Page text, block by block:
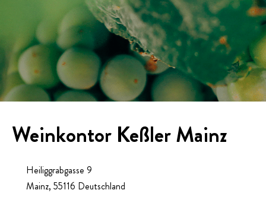
Weinkontor Keßler Mainz
Heiliggrabgasse 9
Mainz, 55116 Deutschland
NEWS
STORIES